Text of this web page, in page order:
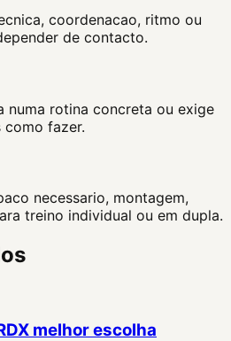
coordenacao, ritmo ou
de contacto.
numa rotina concreta ou exige
como fazer.
necessario, montagem,
treino individual ou em dupla.
melhor escolha